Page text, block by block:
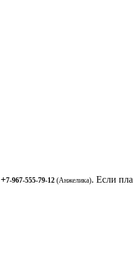
+7-967-555-79-12 (Анжелика). Если